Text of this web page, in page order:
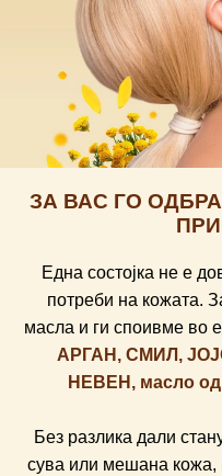
ЗА ВАС ГО
Една состојка не е
потреби на кожата.
масла и ги споивме во
АРГАН, СМИЛ,
НЕВЕН, масло
Без разлика дали
сува или мешана кожа,